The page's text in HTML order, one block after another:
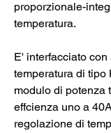
proporzionale-
temperatura.
E' interfacciato con
temperatura di tipo
modulo di potenza
effcienza uno a
regolazione di